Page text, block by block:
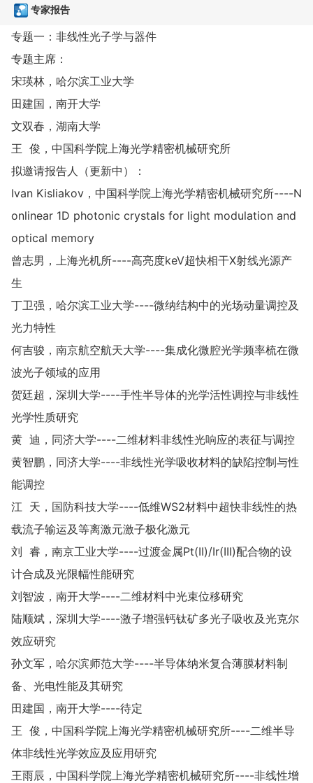
专家报告
专题一：非线性光子学与器件
专题主席：
宋瑛林，哈尔滨工业大学
田建国，南开大学
文双春，湖南大学
王 俊，中国科学院上海光学精密机械研究所
拟邀请报告人（更新中）：
Ivan Kisliakov，中国科学院上海光学精密机械研究所----N
onlinear 1D photonic crystals for light modulation and
optical memory
曾志男，上海光机所----高亮度keV超快相干X射线光源产
生
丁卫强，哈尔滨工业大学----微纳结构中的光场动量调控及
光力特性
何吉骏，南京航空航天大学----集成化微腔光学频率梳在微
波光子领域的应用
贺廷超，深圳大学----手性半导体的光学活性调控与非线性
光学性质研究
黄 迪，同济大学----二维材料非线性光响应的表征与调控
黄智鹏，同济大学----非线性光学吸收材料的缺陷控制与性
能调控
江 天，国防科技大学----低维WS2材料中超快非线性的热
载流子输运及等离激元激子极化激元
刘 睿，南京工业大学----过渡金属Pt(II)/Ir(III)配合物的设
计合成及光限幅性能研究
刘智波，南开大学----二维材料中光束位移研究
陆顺斌，深圳大学----激子增强钙钛矿多光子吸收及光克尔
效应研究
孙文军，哈尔滨师范大学----半导体纳米复合薄膜材料制
备、光电性能及其研究
田建国，南开大学----待定
王 俊，中国科学院上海光学精密机械研究所----二维半导
体非线性光学效应及应用研究
王雨辰，中国科学院上海光学精密机械研究所----非线性增